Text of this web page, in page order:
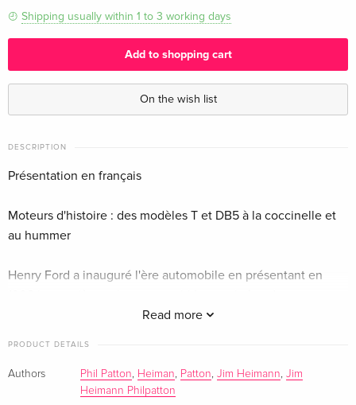
Shipping usually within 1 to 3 working days
Add to shopping cart
On the wish list
DESCRIPTION
Read more
Présentation en français
Moteurs d'histoire : des modèles T et DB5 à la coccinelle et
au hummer
Henry Ford a inauguré l'ère automobile en présentant en
la Model T. Au cours du siècle suivant, l'automobile perd vite
ensuite un symbole de statut social aux lignes de plus en
plus épurées et lisses. Considérée au départ comme un
PRODUCT DETAILS
Authors Phil Patton, Heiman, Patton, Jim Heimann, Jim
Heimann Philpatton